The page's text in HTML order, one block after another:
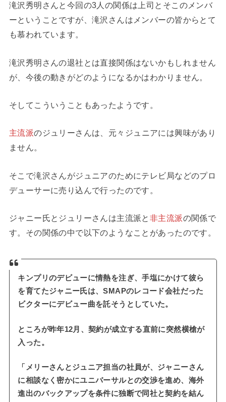
滝沢秀明さんと今回の3人の関係は上司とそこのメンバ
ーということですが、滝沢さんはメンバーの皆からとて
も慕われています。
滝沢秀明さんの退社とは直接関係はないかもしれません
が、今後の動きがどのようになるかはわかりません。
そしてこういうこともあったようです。
主流派のジュリーさんは、元々ジュニアには興味があり
ません。
そこで滝沢さんがジュニアのためにテレビ局などのプロ
デューサーに売り込んで行ったのです。
ジャニー氏とジュリーさんは主流派と 非主流派の関係で
す。その関係の中で以下のようなことがあったのです。
キンプリのデビューに情熱を注ぎ、手塩にかけて彼ら
を育てたジャニー氏は、SMAPのレコード会社だった
ビクターにデビュー曲を託そうとしていた。
ところが昨年12月、契約が成立する直前に突然横槍が
入った。
「メリーさんとジュニア担当の社員が、ジャニーさん
に相談なく密かにユニバーサルとの交渉を進め、海外
進出のバックアップを条件に独断で同社と契約を結ん